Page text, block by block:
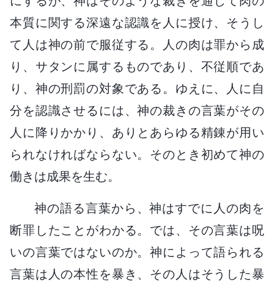
本質に関する深遠な認識を人に授け、そうし
て人は神の前で服従する。人の肉は罪から成
り、サタンに属するものであり、不従順であ
り、神の刑罰の対象である。ゆえに、人に自
分を認識させるには、神の裁きの言葉がその
人に降りかかり、ありとあらゆる精錬が用い
られなければならない。そのとき初めて神の
働きは成果を生む。
神の語る言葉から、神はすでに人の肉を
断罪したことがわかる。では、その言葉は呪
いの言葉ではないのか。神によって語られる
言葉は人の本性を暴き、その人はそうした暴